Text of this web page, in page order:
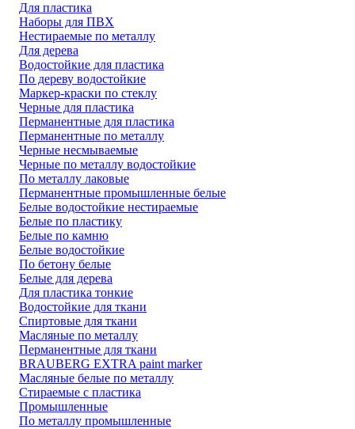
Для пластика
Наборы для ПВХ
Нестираемые по металлу
Для дерева
Водостойкие для пластика
По дереву водостойкие
Маркер-краски по стеклу
Черные для пластика
Перманентные для пластика
Перманентные по металлу
Черные несмываемые
Черные по металлу водостойкие
По металлу лаковые
Перманентные промышленные белые
Белые водостойкие нестираемые
Белые по пластику
Белые по камню
Белые водостойкие
По бетону белые
Белые для дерева
Для пластика тонкие
Водостойкие для ткани
Спиртовые для ткани
Масляные по металлу
Перманентные для ткани
BRAUBERG EXTRA paint marker
Масляные белые по металлу
Стираемые с пластика
Промышленные
По металлу промышленные